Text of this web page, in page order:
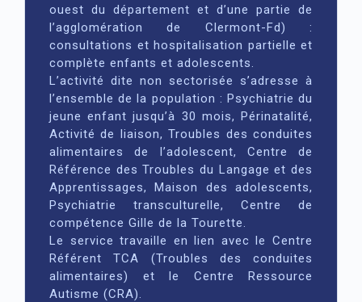
ouest du département et d’une partie de
l’agglomération de Clermont-Fd) :
consultations et hospitalisation partielle et
complète enfants et adolescents.
L’activité dite non sectorisée s’adresse à
l’ensemble de la population : Psychiatrie du
jeune enfant jusqu’à 30 mois, Périnatalité,
Activité de liaison, Troubles des conduites
alimentaires de l’adolescent, Centre de
Référence des Troubles du Langage et des
Apprentissages, Maison des adolescents,
Psychiatrie transculturelle, Centre de
compétence Gille de la Tourette.
Le service travaille en lien avec le Centre
Référent TCA (Troubles des conduites
alimentaires) et le Centre Ressource
Autisme (CRA).